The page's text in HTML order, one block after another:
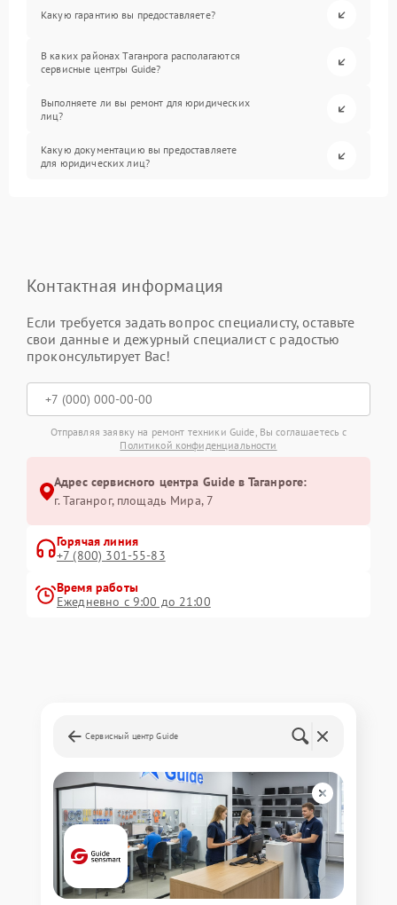
Какую гарантию вы предоставляете?
В каких районах Таганрога располагаются
сервисные центры Guide?
Выполняете ли вы ремонт для юридических
лиц?
Какую документацию вы предоставляете
для юридических лиц?
Контактная информация
Если требуется задать вопрос специалисту, оставьте
свои данные и дежурный специалист с радостью
проконсультирует Вас!
Отправляя заявку на ремонт техники Guide, Вы соглашаетесь с
Политикой конфиденциальности
Адрес сервисного центра Guide в Таганроге:
г. Таганрог, площадь Мира, 7
Горячая линия
+7 (800) 301-55-83
Время работы
Ежедневно с 9:00 до 21:00
Сервисный центр Guide